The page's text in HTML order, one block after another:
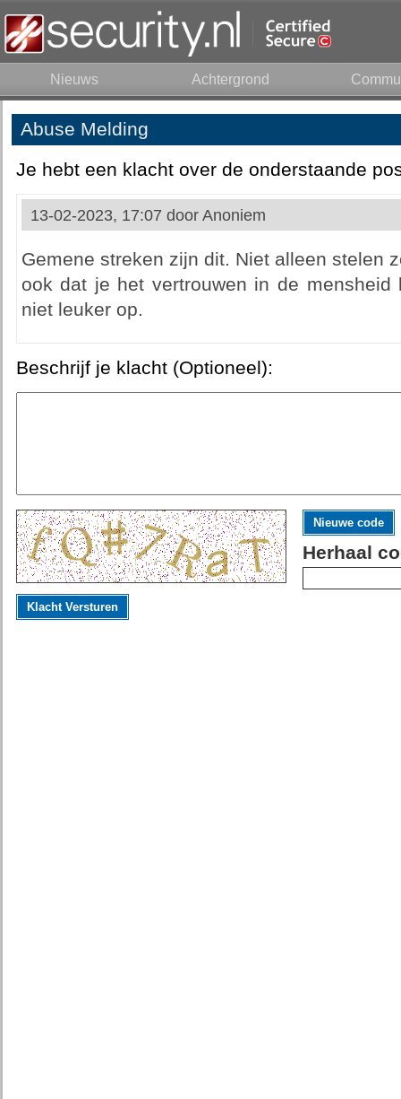
Nieuws Achtergrond
Abuse Melding
Je hebt een klacht over de onderstaande
13-02-2023, 17:07 door Anoniem
Gemene streken zijn dit. Niet alleen stelen
ook dat je het vertrouwen in de mensheid
niet leuker op.
Beschrijf je klacht (Optioneel):
Nieuwe code
Herhaal
Klacht Versturen